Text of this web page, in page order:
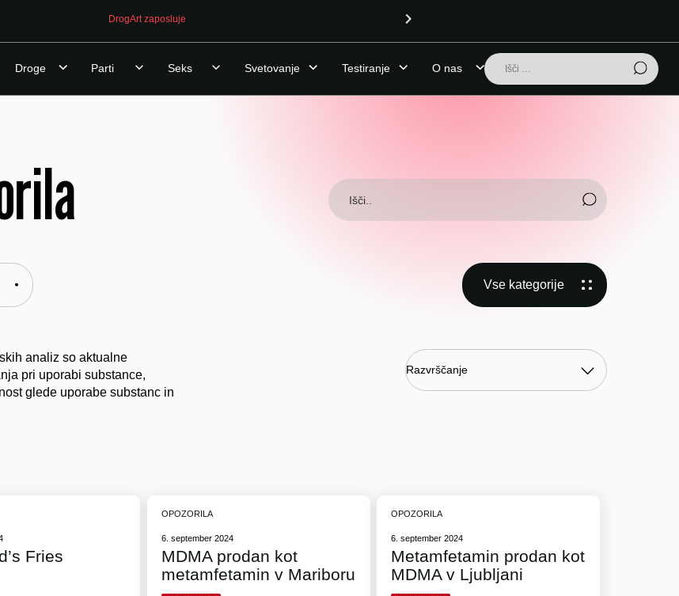
DrogArt zaposluje
Droge Parti Seks Svetovanje Testiranje O nas
Išči:
Vse kategorije
analiz so aktualne
pri uporabi substance,
glede uporabe substanc in
Fries
OPOZORILA
6. september 2024
MDMA prodan kot
metamfetamin v Mariboru
OPOZORILA
6. september 2024
Metamfetamin prodan kot
MDMA v Ljubljani